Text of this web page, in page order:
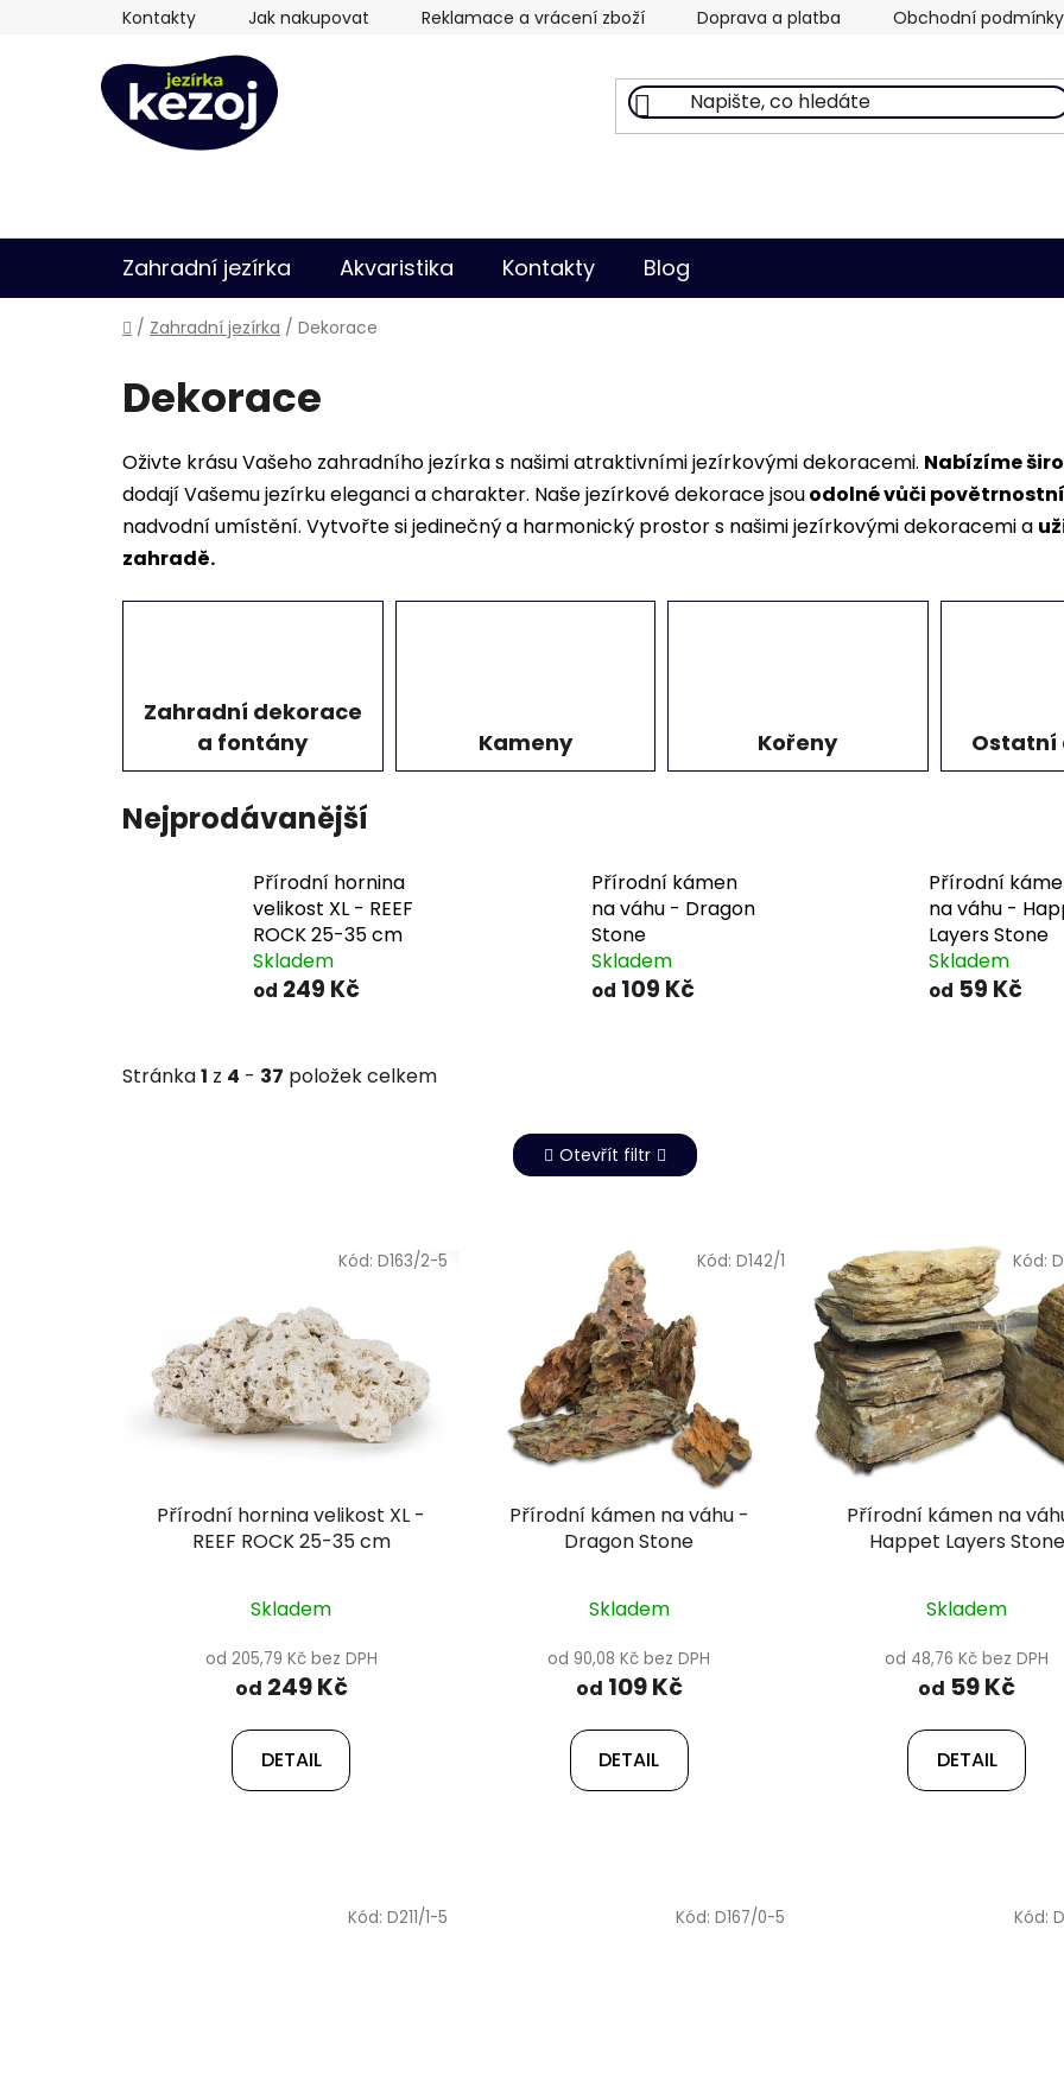
Kontakty Jak nakupovat Reklamace a vrácení zboží Doprava a platba Obchodní podmínky
Zahradní jezírka Akvaristika Kontakty Blog
Domů
/ Zahradní jezírka / Dekorace
Dekorace
Oživte krásu Vašeho zahradního jezírka s našimi atraktivními jezírkovými dekoracemi. Nabízíme
dodají Vašemu jezírku eleganci a charakter. Naše jezírkové dekorace jsouodolné vůči
nadvodní umístění. Vytvořte si jedinečný a harmonický prostor s našimi jezírkovými dekoracemi a
zahradě.
Zahradní dekorace
a fontány
Kameny Kořeny Ostatní
Nejprodávanější
Přírodní hornina
velikost XL - REEF
ROCK 25-35 cm
Skladem
od 249 Kč
Přírodní kámen
na váhu - Dragon
Stone
Skladem
od 109 Kč
Přírodní
na váhu -
Layers Stone
Skladem
od 59 Kč
Stránka1 z 4 - 37 položek celkem
Otevřít filtr
Přírodní hornina velikost XL -
REEF ROCK 25-35 cm
Skladem
od 205,79 Kč bez DPH
od 249 Kč
DETAIL
Kód: D163/2-5
Přírodní kámen na váhu -
Dragon Stone
Skladem
od 90,08 Kč bez DPH
od 109 Kč
DETAIL
Kód: D142/1
Přírodní kámen na
Happet Layers Stone
Skladem
od 48,76 Kč bez DPH
od 59 Kč
DETAIL
Kód:
Kód: D211/1-5 Kód: D167/0-5 Kód: